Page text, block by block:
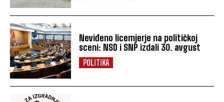
Neviđeno licemjerje na političkoj
sceni: NSD i SNP izdali 30. avgust
POLITIKA